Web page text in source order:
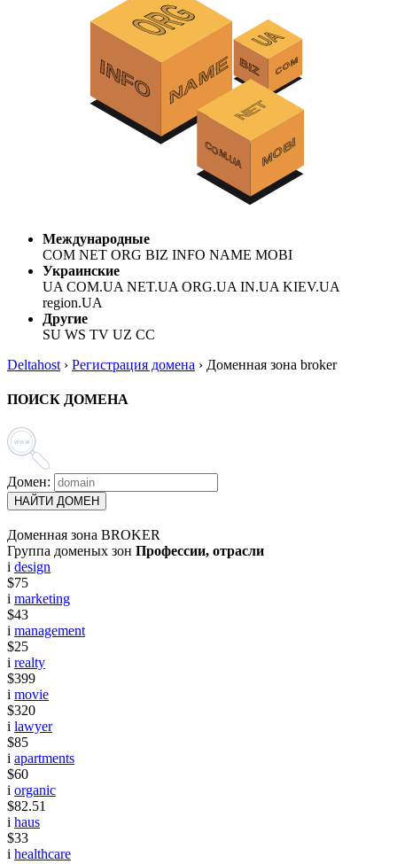
Международные
COM NET ORG BIZ INFO NAME MOBI
Украинские
UA COM.UA NET.UA ORG.UA IN.UA KIEV.UA
region.UA
Другие
SU WS TV UZ CC
Deltahost › Регистрация домена › Доменная зона broker
ПОИСК ДОМЕНА
Домен:
НАЙТИ ДОМЕН
Доменная зона BROKER
Группа доменых зон Профессии, отрасли
i design
$75
i marketing
$43
i management
$25
i realty
$399
i movie
$320
i lawyer
$85
i apartments
$60
i organic
$82.51
i haus
$33
i healthcare